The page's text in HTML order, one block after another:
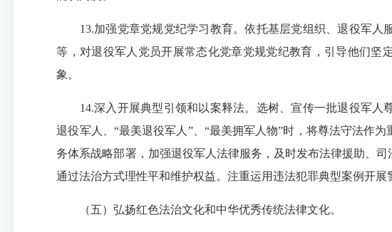
13.加强党章党规党纪学习教育。依托基层党组织、退役军人
等，对退役军人党员开展常态化党章党规党纪教育，引导他们坚
象。
14.深入开展典型引领和以案释法。选树、宣传一批退役军人
退役军人、“最美退役军人”、“最美拥军人物”时，将尊法守法作
务体系战略部署，加强退役军人法律服务，及时发布法律援助、
通过法治方式理性平和维护权益。注重运用违法犯罪典型案例开展
（五）弘扬红色法治文化和中华优秀传统法律文化。